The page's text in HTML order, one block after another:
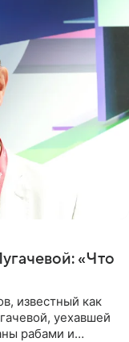
«Что
известный как
уехавшей
рабами и